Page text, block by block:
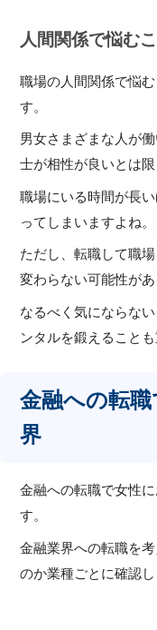
人間関係で悩む
職場の人間関係で悩
す。
男女さまざまな人が
士が相性が良いとは限
職場にいる時間が長
ってしまいますよね。
ただし、転職して職
変わらない可能性が
なるべく気にならな
ンタルを鍛えることも
金融への転
界
金融への転職で女性
す。
金融業界への転職を
のか業種ごとに確認し